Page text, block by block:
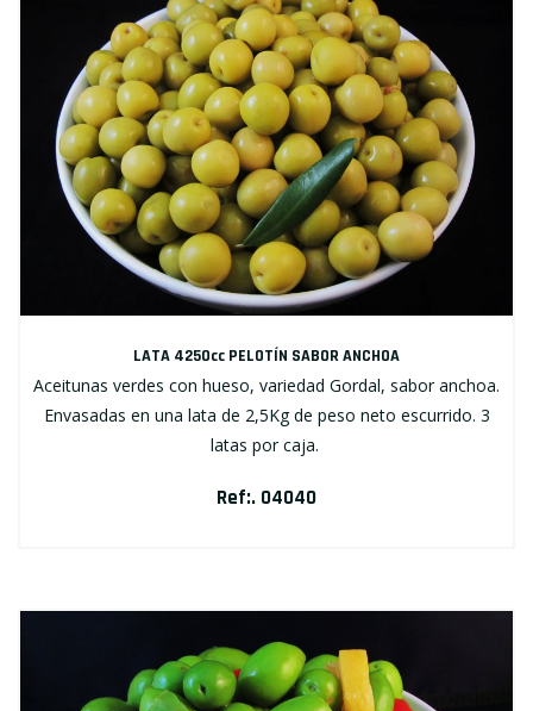
LATA 4250cc PELOTÍN SABOR ANCHOA
Aceitunas verdes con hueso, variedad Gordal, sabor anchoa.
Envasadas en una lata de 2,5Kg de peso neto escurrido. 3
latas por caja.
Ref:. 04040